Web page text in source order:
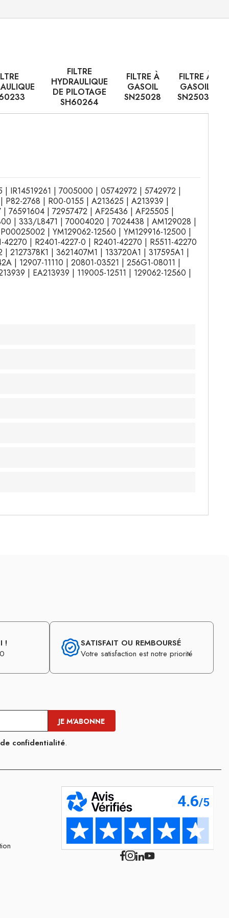
FILTRE
HYDRAULIQUE
DE PILOTAGE
SH60264
FILTRE À
GASOIL
SN25028
FILTRE À
GASOIL
SN25031
| IR14519261 | 7005000 | 05742972 | 5742972 |
2768 | R00-0155 | A213625 | A213939 |
76591604 | 72957472 | AF25436 | AF25505 |
| 333/L8471 | 70004020 | 7024438 | AM129028 |
| YM129062-12560 | YM129916-12500 |
| R2401-4227-0 | R2401-42270 | R5511-42270
2127378K1 | 3621407M1 | 133720A1 | 317595A1 |
| 12907-11110 | 20801-03521 | 256G1-08011 |
| EA213939 | 119005-12511 | 129062-12560 |
!
SATISFAIT OU REMBOURSÉ
Votre satisfaction est notre priorité
confidentialité.